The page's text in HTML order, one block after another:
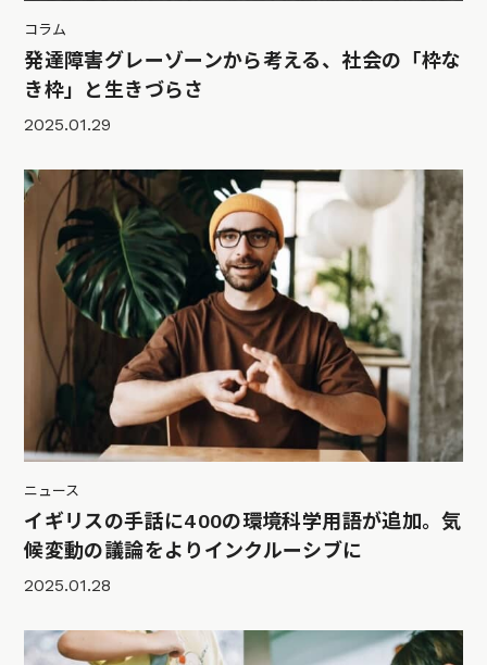
コラム
発達障害グレーゾーンから考える、社会の「枠な
き枠」と生きづらさ
2025.01.29
ニュース
イギリスの手話に400の環境科学用語が追加。気
候変動の議論をよりインクルーシブに
2025.01.28